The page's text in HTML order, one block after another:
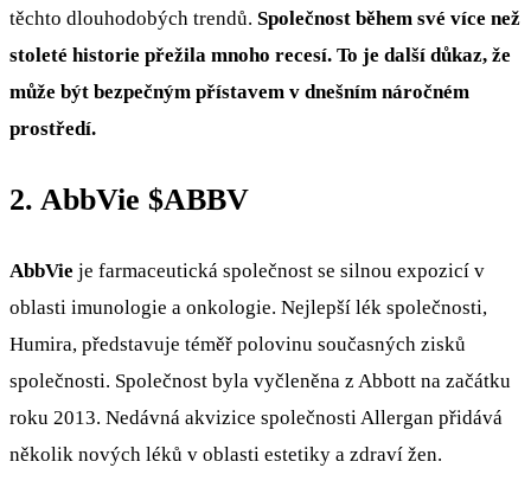
těchto dlouhodobých trendů. Společnost během své více než
stoleté historie přežila mnoho recesí. To je další důkaz, že
může být bezpečným přístavem v dnešním náročném
prostředí.
2. AbbVie $ABBV
AbbVie je farmaceutická společnost se silnou expozicí v
oblasti imunologie a onkologie. Nejlepší lék společnosti,
Humira, představuje téměř polovinu současných zisků
společnosti. Společnost byla vyčleněna z Abbott na začátku
roku 2013. Nedávná akvizice společnosti Allergan přidává
několik nových léků v oblasti estetiky a zdraví žen.